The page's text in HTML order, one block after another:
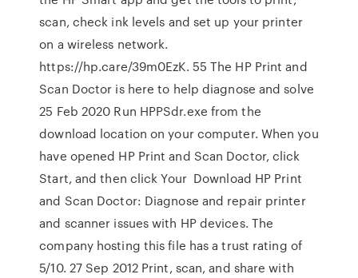
scan, check ink levels and set up your printer
on a wireless network.
https://hp.care/39m0EzK. 55 The HP Print and
Scan Doctor is here to help diagnose and solve
25 Feb 2020 Run HPPSdr.exe from the
download location on your computer. When you
have opened HP Print and Scan Doctor, click
Start, and then click Your Download HP Print
and Scan Doctor: Diagnose and repair printer
and scanner issues with HP devices. The
company hosting this file has a trust rating of
5/10. 27 Sep 2012 Print, scan, and share with